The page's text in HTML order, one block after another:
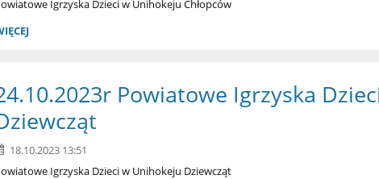
Igrzyska Dzieci w Unihokeju Chłopców
Powiatowe Igrzyska
18.10.2023 13:51
Igrzyska Dzieci w Unihokeju Dziewcząt